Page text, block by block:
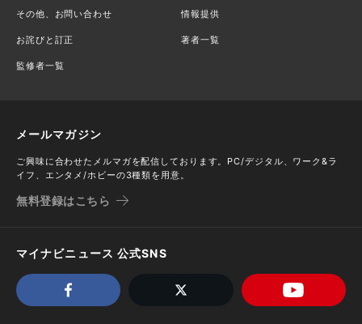
その他、お問い合わせ 情報提供
お詫びと訂正 著者一覧
監修者一覧
メールマガジン
ご興味に合わせたメルマガを配信しております。PC/デジタル、ワーク&ラ
イフ、エンタメ/ホビーの3種類を用意。
無料登録はこちら
マイナビニュース 公式SNS